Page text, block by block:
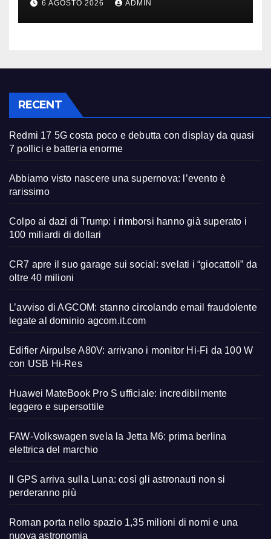
6 AGOSTO 2026 ADMIN
RECENT
Redmi 17 5G costa poco e debutta con display da quasi
7 pollici e batteria enorme
Abbiamo visto nascere una supernova: l’evento è
rarissimo
Colpo ai dazi di Trump: i rimborsi hanno già superato i
100 miliardi di dollari
CR7 apre il suo garage sui social: svelati i “giocattoli” da
oltre 40 milioni
L’avviso di AGCOM: stanno circolando email fraudolente
legate al dominio agcom.it.com
Edifier Airpulse A80V: arrivano i monitor Hi-Fi da 100 W
con USB Hi-Res
Huawei MateBook Pro S ufficiale: incredibilmente
leggero e supersottile
FAW-Volkswagen svela la Jetta M6: prima berlina
elettrica del marchio
Il GPS arriva sulla Luna: così gli astronauti non si
perderanno più
Roman porta nello spazio 1,35 milioni di nomi e una
nuova astronomia